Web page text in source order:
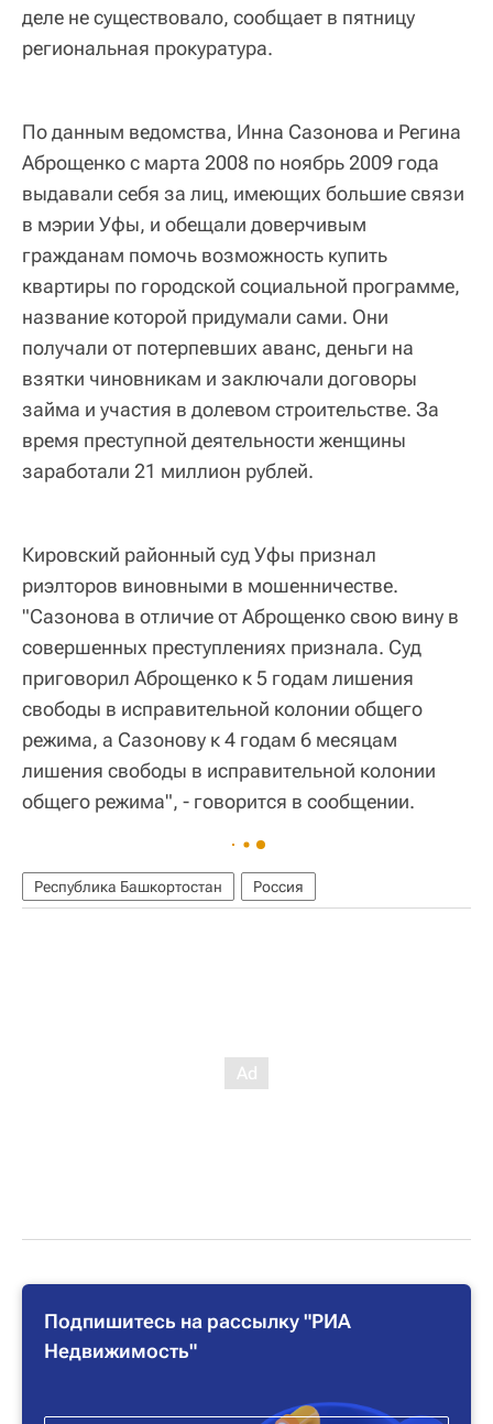
деле не существовало, сообщает в пятницу
региональная прокуратура.
По данным ведомства, Инна Сазонова и Регина
Аброщенко с марта 2008 по ноябрь 2009 года
выдавали себя за лиц, имеющих большие связи
в мэрии Уфы, и обещали доверчивым
гражданам помочь возможность купить
квартиры по городской социальной программе,
название которой придумали сами. Они
получали от потерпевших аванс, деньги на
взятки чиновникам и заключали договоры
займа и участия в долевом строительстве. За
время преступной деятельности женщины
заработали 21 миллион рублей.
Кировский районный суд Уфы признал
риэлторов виновными в мошенничестве.
"Сазонова в отличие от Аброщенко свою вину в
совершенных преступлениях признала. Суд
приговорил Аброщенко к 5 годам лишения
свободы в исправительной колонии общего
режима, а Сазонову к 4 годам 6 месяцам
лишения свободы в исправительной колонии
общего режима", - говорится в сообщении.
Республика Башкортостан Россия
Подпишитесь на рассылку "РИА
Недвижимость"